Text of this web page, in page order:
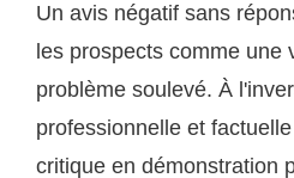
Un avis négatif sans
les prospects comme une
problème soulevé. À
professionnelle et
critique en démonstration